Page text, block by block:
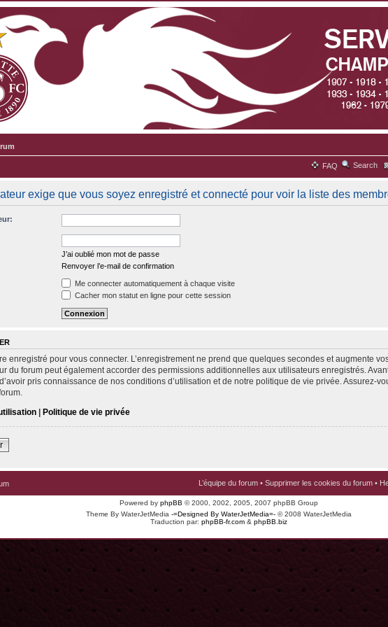
FAQ Search
exige que vous soyez enregistré et connecté pour voir la liste des
J’ai oublié mon mot de passe
Renvoyer l’e-mail de confirmation
Me connecter automatiquement à chaque visite
Cacher mon statut en ligne pour cette session
enregistré pour vous connecter. L’enregistrement ne prend que quelques secondes et augmente
du forum peut également accorder des permissions additionnelles aux utilisateurs enregistrés.
pris connaissance de nos conditions d’utilisation et de notre politique de vie privée. Assurez-
| Politique de vie privée
L’équipe du forum • Supprimer les cookies du forum •
Powered by phpBB © 2000, 2002, 2005, 2007 phpBB Group
Theme By WaterJetMedia -=Designed By WaterJetMedia=- © 2008 WaterJetMedia
Traduction par: phpBB-fr.com & phpBB.biz